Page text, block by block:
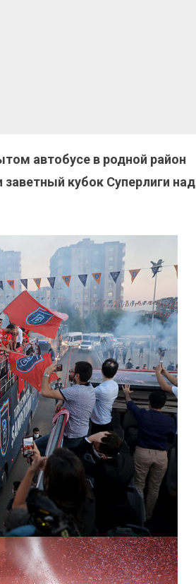
автобусе в родной район
кубок Суперлиги над